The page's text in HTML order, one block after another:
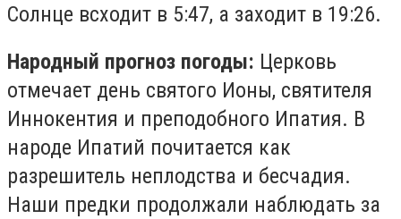
Солнце всходит в 5:47, а заходит в 19:26.
Народный прогноз погоды: Церковь
отмечает день святого Ионы, святителя
Иннокентия и преподобного Ипатия. В
народе Ипатий почитается как
разрешитель неплодства и бесчадия.
Наши предки продолжали наблюдать за